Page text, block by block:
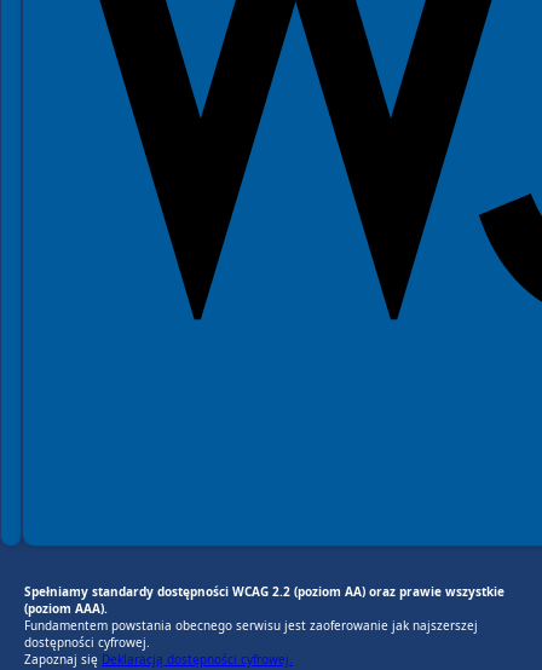
Spełniamy standardy dostępności WCAG 2.2 (poziom AA) oraz prawie wszystkie
(poziom AAA).
Fundamentem powstania obecnego serwisu jest zaoferowanie jak najszerszej
dostępności cyfrowej.
Zapoznaj się Deklaracją dostępności cyfrowej.